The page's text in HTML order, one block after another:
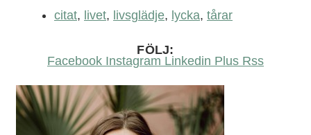
citat, livet, livsglädje, lycka, tårar
FÖLJ:
Facebook Instagram Linkedin Plus Rss